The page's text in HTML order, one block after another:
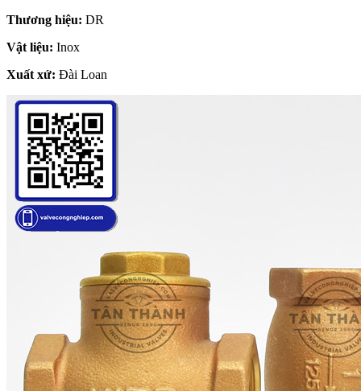
Thương hiệu: DR
Vật liệu: Inox
Xuất xứ: Đài Loan